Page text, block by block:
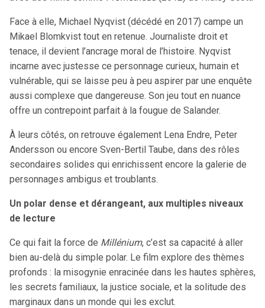
Face à elle, Michael Nyqvist (décédé en 2017) campe un
Mikael Blomkvist tout en retenue. Journaliste droit et
tenace, il devient l’ancrage moral de l’histoire. Nyqvist
incarne avec justesse ce personnage curieux, humain et
vulnérable, qui se laisse peu à peu aspirer par une enquête
aussi complexe que dangereuse. Son jeu tout en nuance
offre un contrepoint parfait à la fougue de Salander.
À leurs côtés, on retrouve également Lena Endre, Peter
Andersson ou encore Sven-Bertil Taube, dans des rôles
secondaires solides qui enrichissent encore la galerie de
personnages ambigus et troublants.
Un polar dense et dérangeant, aux multiples niveaux
de lecture
Ce qui fait la force de Millénium, c’est sa capacité à aller
bien au-delà du simple polar. Le film explore des thèmes
profonds : la misogynie enracinée dans les hautes sphères,
les secrets familiaux, la justice sociale, et la solitude des
marginaux dans un monde qui les exclut.